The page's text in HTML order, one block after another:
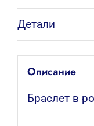
Детали
Описание
Браслет в